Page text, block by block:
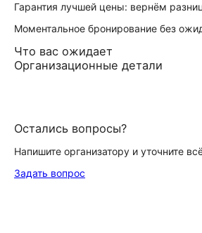
Гарантия лучшей цены: вернём
Моментальное бронирование без
Что вас ожидает
Организационные детали
Остались вопросы?
Напишите организатору и уточните
Задать вопрос